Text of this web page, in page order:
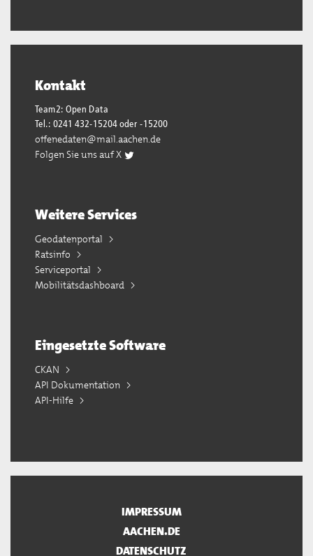
Kontakt
Team2: Open Data
Tel.: 0241 432-15204 oder -15200
offenedaten@mail.aachen.de
Folgen Sie uns auf X
Weitere Services
Geodatenportal
Ratsinfo
Serviceportal
Mobilitätsdashboard
Eingesetzte Software
CKAN
API Dokumentation
API-Hilfe
IMPRESSUM
AACHEN.DE
DATENSCHUTZ